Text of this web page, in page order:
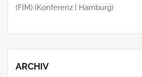
(FIM) (Konferenz | Hamburg)
ARCHIV